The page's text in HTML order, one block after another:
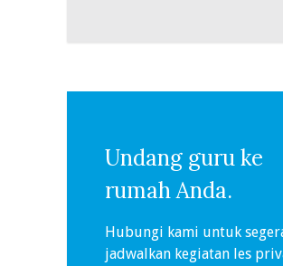
Undang guru ke
rumah Anda.
Hubungi kami untuk
jadwalkan kegiatan les